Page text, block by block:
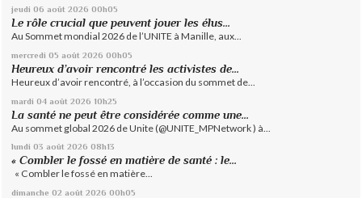
jeudi 06 août 2026 00h05
Le rôle crucial que peuvent jouer les élus...
Au Sommet mondial 2026 de l’UNITE à Manille, aux...
mercredi 05 août 2026 00h05
Heureux d’avoir rencontré les activistes de...
Heureux d’avoir rencontré, à l’occasion du sommet de...
mardi 04 août 2026 10h25
La santé ne peut être considérée comme une...
Au sommet global 2026 de Unite (@UNITE_MPNetwork ) à...
lundi 03 août 2026 08h13
« Combler le fossé en matière de santé : le...
« Combler le fossé en matière...
dimanche 02 août 2026 00h05